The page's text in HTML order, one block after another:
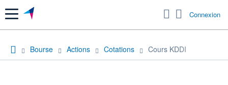
Menu Connexion
Bourse Actions Cotations Cours KDDI